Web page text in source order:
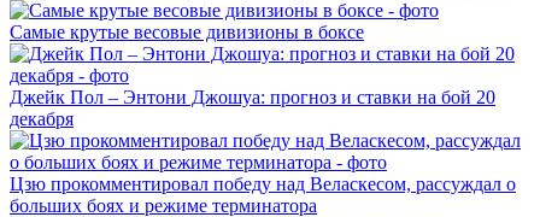
Самые крутые весовые дивизионы в боксе
Джейк Пол – Энтони Джошуа: прогноз и ставки на бой 20
декабря
Цзю прокомментировал победу над Веласкесом, рассуждал о
больших боях и режиме терминатора